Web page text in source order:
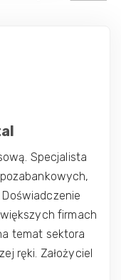
Specjalista
firmach
temat sektora
ręki. Założyciel